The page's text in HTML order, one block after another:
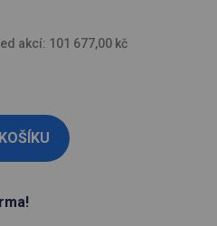
akcí: 101 677,00 kč